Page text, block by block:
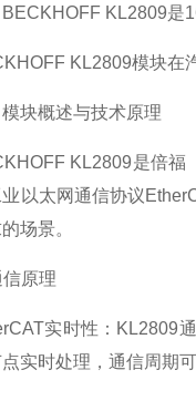
BECKHOFF KL2809是
KL2809模块在
块概述与技术原理
KL2809是倍福
以太网通信协议
场景。
信原理
实时性：KL2809
实时处理，通信周期